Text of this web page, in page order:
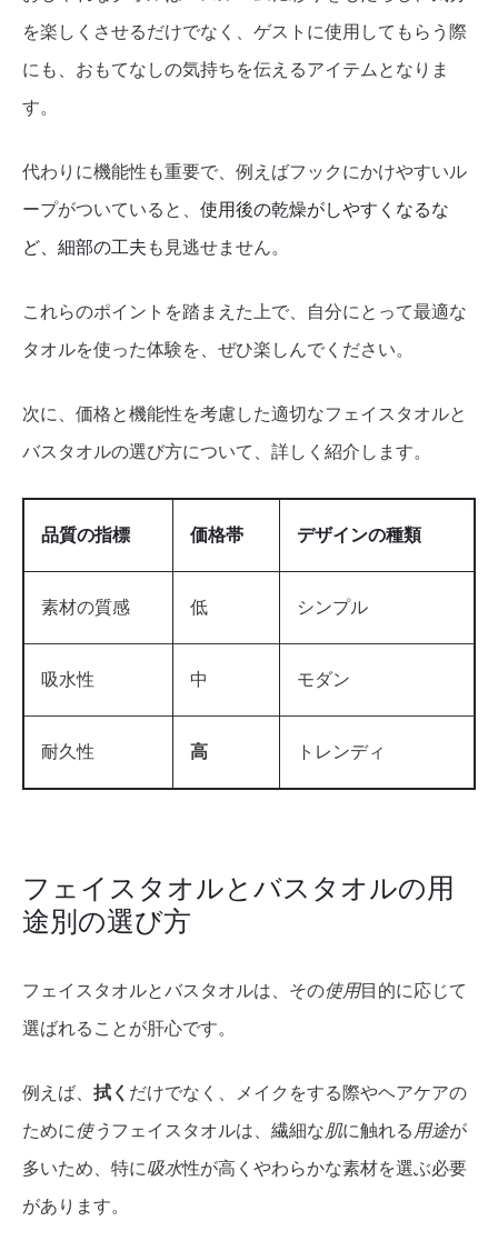
を楽しくさせるだけでなく、ゲストに使用してもらう際
にも、おもてなしの気持ちを伝えるアイテムとなりま
す。
代わりに機能性も重要で、例えばフックにかけやすいル
ープがついていると、 使用後の乾燥がしやすくなるな
ど、細部の工夫も見逃せません。
これらのポイントを踏まえた上で、自分にとって最適な
タオルを使った体験を、ぜひ楽しんでください。
次に、価格と機能性を考慮した適切なフェイスタオルと
バスタオルの選び方について、詳しく紹介します。
品質の指標 価格帯 デザインの種類
素材の質感 低 シンプル
吸水性 中 モダン
耐久性 高 トレンディ
フェイスタオルとバスタオルの用
途別の選び方
フェイスタオルとバスタオルは、その使用目的に応じて
選ばれることが肝心です。
例えば、 拭く だけでなく、メイクをする際やヘアケアの
ために使うフェイスタオルは、繊細な肌に触れる用途が
多いため、特に吸水性が高くやわらかな素材を選ぶ必要
があります。